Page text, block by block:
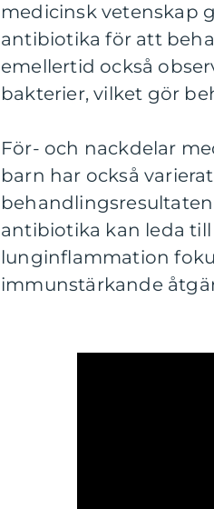
medicinsk vetenskap
antibiotika för att
emellertid också
bakterier, vilket gör
För- och nackdelar
barn har också
antibiotika kan leda
lunginflammation
immunstärkande